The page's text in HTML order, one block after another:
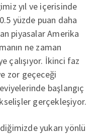
yıl ve içerisinde
yüzde puan daha
piyasalar Amerika
ne zaman
çalışıyor. İkinci faz
zor geçeceği
başlangıç
gerçekleşiyor.
yukarı yönlü